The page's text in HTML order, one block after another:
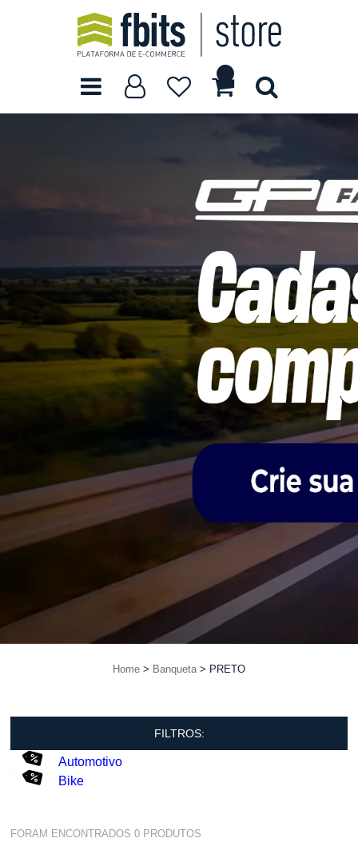
Home Banqueta PRETO
FILTROS:
Automotivo
Bike
FORAM ENCONTRADOS0 PRODUTOS